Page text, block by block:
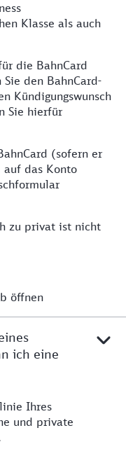
Klasse als auch
die BahnCard
den BahnCard-
Kündigungswunsch
Sie hierfür
(sofern er
das Konto
zu privat ist nicht
öffnen
ich eine
Ihres
und private